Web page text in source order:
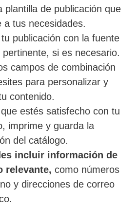
plantilla de publicación que
a tus necesidades.
publicación con la fuente
si es necesario.
campos de combinación
para personalizar y
contenido.
estés satisfecho con tu
imprime y guarda la
del catálogo.
incluir información de
relevante, como números
y direcciones de correo